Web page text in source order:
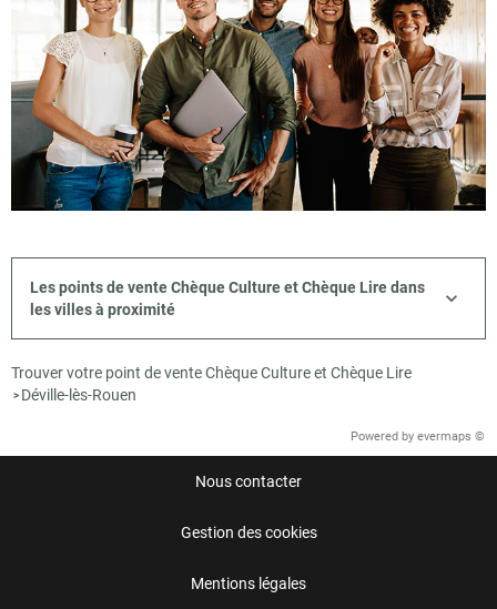
Les points de vente Chèque Culture et Chèque Lire dans
les villes à proximité
Trouver votre point de vente Chèque Culture et Chèque Lire
> Déville-lès-Rouen
Powered by evermaps ©
Nous contacter
Gestion des cookies
Mentions légales